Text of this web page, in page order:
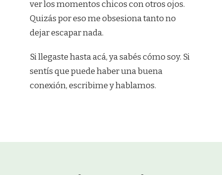
ver los momentos chicos con otros ojos.
Quizás por eso me obsesiona tanto no
dejar escapar nada.
Si llegaste hasta acá, ya sabés cómo soy. Si
sentís que puede haber una buena
conexión, escribime y hablamos.